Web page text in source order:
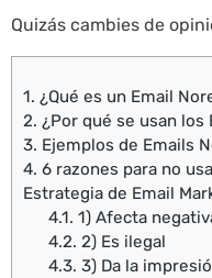
Quizás cambies de
1. ¿Qué es un Email
2. ¿Por qué se usan los
3. Ejemplos de Emails
4. 6 razones para no
Estrategia de Email
4.1. 1) Afecta
4.2. 2) Es ilegal
4.3. 3) Da la